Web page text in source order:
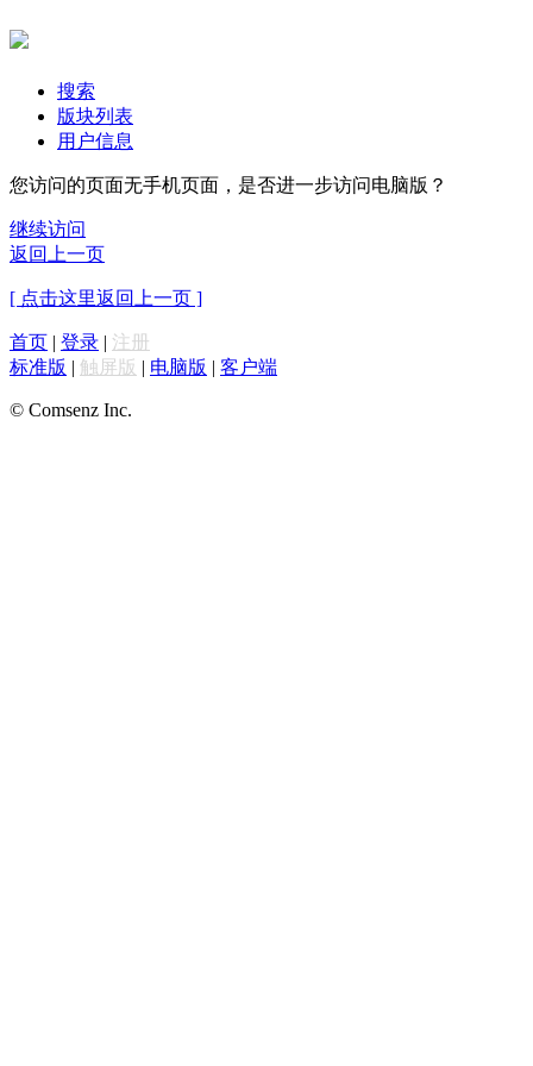
搜索
版块列表
用户信息
您访问的页面无手机页面，是否进一步访问电脑版？
继续访问
返回上一页
[ 点击这里返回上一页 ]
首页 | 登录 | 注册
标准版 | 触屏版 | 电脑版 | 客户端
© Comsenz Inc.